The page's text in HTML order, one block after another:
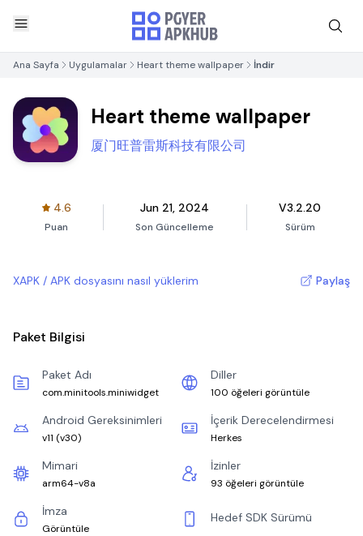
Ana Sayfa Uygulamalar Heart theme wallpaper İndir
Heart theme wallpaper
厦门旺普雷斯科技有限公司
4.6
Puan
Jun 21, 2024
Son Güncelleme
V3.2.20
Sürüm
XAPK / APK dosyasını nasıl yüklerim Paylaş
Paket Bilgisi
Paket Adı
com.minitools.miniwidget
Diller
100 öğeleri görüntüle
Android Gereksinimleri
v11 (v30)
İçerik Derecelendirmesi
Herkes
Mimari
arm64-v8a
İzinler
93 öğeleri görüntüle
İmza
Görüntüle
Hedef SDK Sürümü